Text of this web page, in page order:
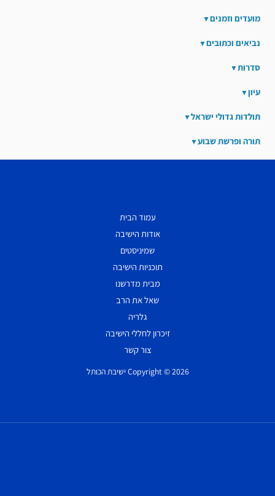
מועדים וזמנים
נביאים וכתובים
סדרות
עיון
תולדות גדולי ישראל
תורה ופרשת שבוע
עמוד הבית
אודות הישיבה
שמיניסטים
תוכניות הישיבה
מבית מדרשנו
שאל את הרב
גלריה
זיכרון לחללי הישיבה
צור קשר
Copyright © 2026 ישיבת הכותל